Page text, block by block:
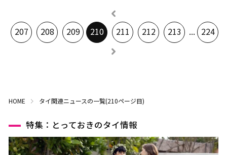
207 208 209 210 211 212 213 ... 224
HOME タイ関連ニュースの一覧(210ページ目)
特集：とっておきのタイ情報